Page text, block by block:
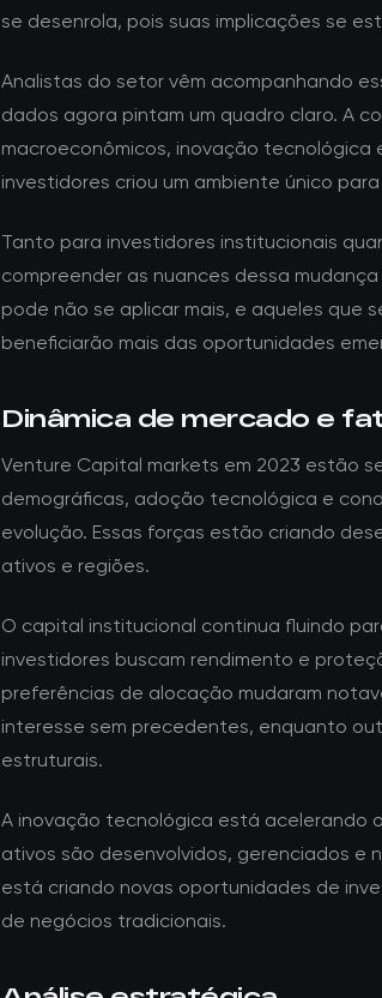
se desenrola, pois suas implicações se
Analistas do setor vêm acompanhando
dados agora pintam um quadro claro. A
macroeconômicos, inovação tecnológica
investidores criou um ambiente único
Tanto para investidores institucionais
compreender as nuances dessa
pode não se aplicar mais, e aqueles que
beneficiarão mais das oportunidades
Dinâmica de mercado e
Venture Capital markets em 2023 estão
demográficas, adoção tecnológica e
evolução. Essas forças estão criando
ativos e regiões.
O capital institucional continua fluindo
investidores buscam rendimento e
preferências de alocação mudaram
interesse sem precedentes, enquanto
estruturais.
A inovação tecnológica está acelerando
ativos são desenvolvidos, gerenciados e
está criando novas oportunidades de
de negócios tradicionais.